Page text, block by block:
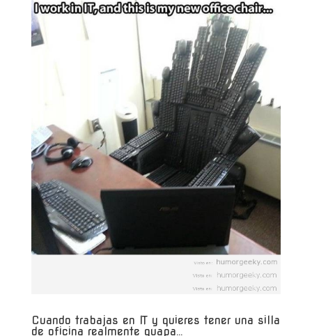
Cuando trabajas en IT y quieres tener una silla
de oficina realmente guapa…